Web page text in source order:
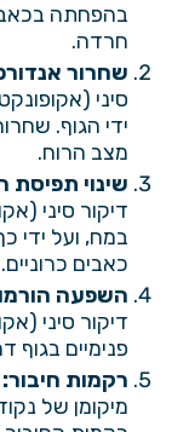
בהפחתה בכאב,
חרדה.
שחרור
סיני
ידי הגוף.
מצב הרוח.
שינוי תפיסת
דיקור סיני
במח, ועל ידי
כאבים כרוניים.
השפעה
דיקור סיני
פנימיים
רקמות חיבור:
מיקומן של